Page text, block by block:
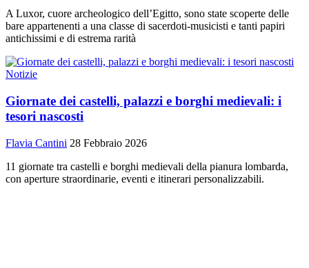
A Luxor, cuore archeologico dell’Egitto, sono state scoperte delle
bare appartenenti a una classe di sacerdoti-musicisti e tanti papiri
antichissimi e di estrema rarità
Notizie
Giornate dei castelli, palazzi e borghi medievali: i
tesori nascosti
Flavia Cantini 28 Febbraio 2026
11 giornate tra castelli e borghi medievali della pianura lombarda,
con aperture straordinarie, eventi e itinerari personalizzabili.